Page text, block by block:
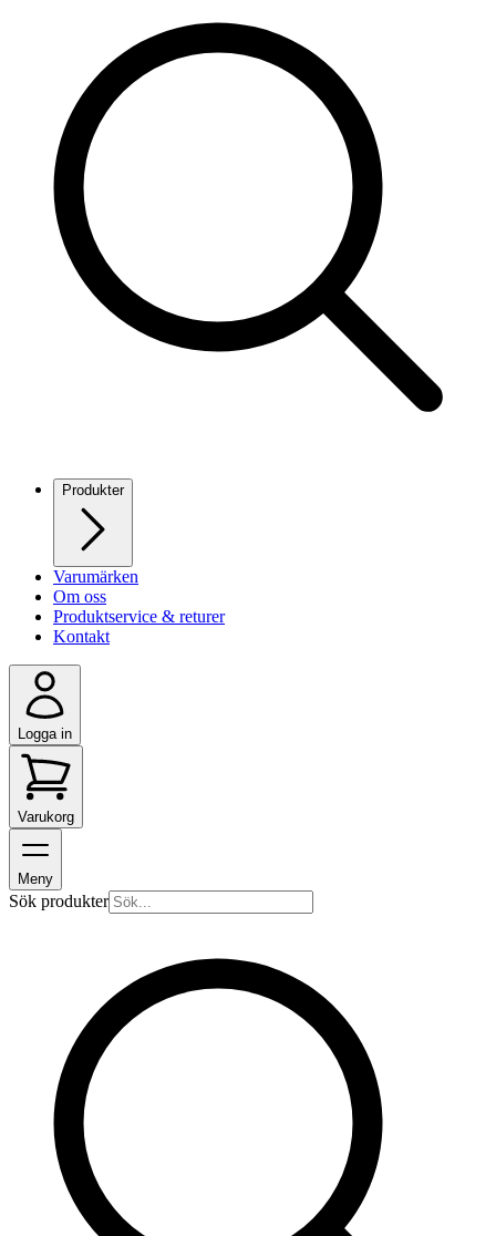
Produkter
Varumärken
Om oss
Produktservice & returer
Kontakt
Logga in
Varukorg
Meny
Sök produkter